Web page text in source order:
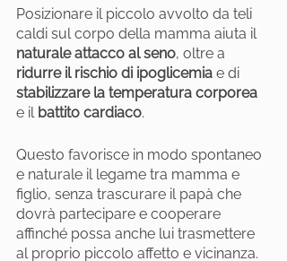
Posizionare il piccolo avvolto da teli
caldi sul corpo della mamma aiuta il
naturale attacco al seno, oltre a
ridurre il rischio di ipoglicemia e di
stabilizzare la temperatura corporea
e il battito cardiaco.
Questo favorisce in modo spontaneo
e naturale il legame tra mamma e
figlio, senza trascurare il papà che
dovrà partecipare e cooperare
affinché possa anche lui trasmettere
al proprio piccolo affetto e vicinanza.